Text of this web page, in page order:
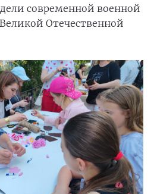
современной военной
Отечественной